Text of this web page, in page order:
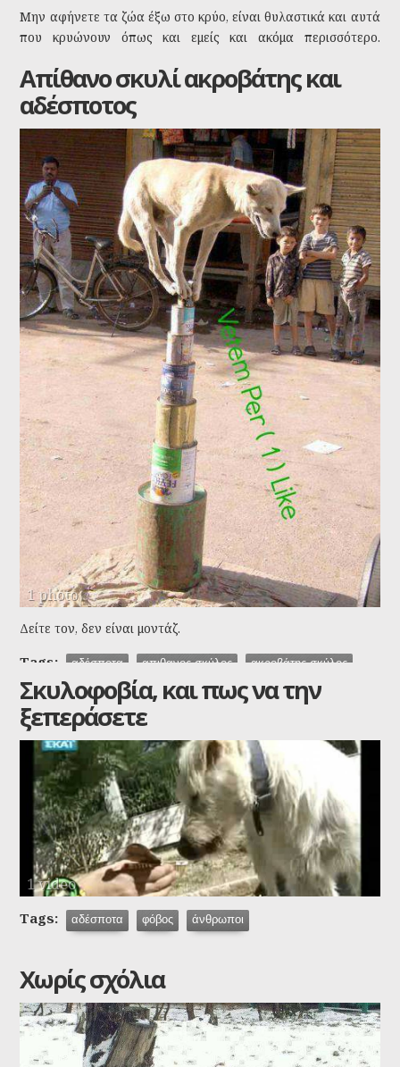
Μην αφήνετε τα ζώα έξω στο κρύο, είναι θυλαστικά και αυτά
που κρυώνουν όπως και εμείς και ακόμα περισσότερο.
δίπλα στη φωτιά σας.
Tags: Χειμώνας
Απίθανο σκυλί ακροβάτης και
αδέσποτος
1 photo
Δείτε τον, δεν είναι μοντάζ.
Tags: αδέσποτα απιθανος σκύλος ακροβάτης σκύλος
Σκυλοφοβία, και πως να την
ξεπεράσετε
1 video
Tags: αδέσποτα φόβος άνθρωποι
Χωρίς σχόλια